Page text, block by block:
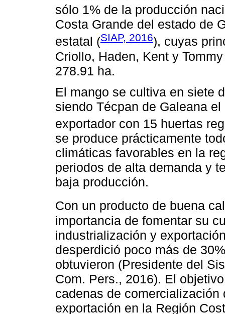
sólo 1% de la producción
Costa Grande del estado de
estatal (SIAP, 2016), cuyas
Criollo, Haden, Kent y
278.91 ha.
El mango se cultiva en siete
siendo Técpan de Galeana
exportador con 15 huertas
se produce prácticamente
climáticas favorables en la
periodos de alta demanda y
baja producción.
Con un producto de buena
importancia de fomentar su
industrialización y
desperdició poco más de
obtuvieron (Presidente del
Com. Pers., 2016). El
cadenas de
exportación en la Región